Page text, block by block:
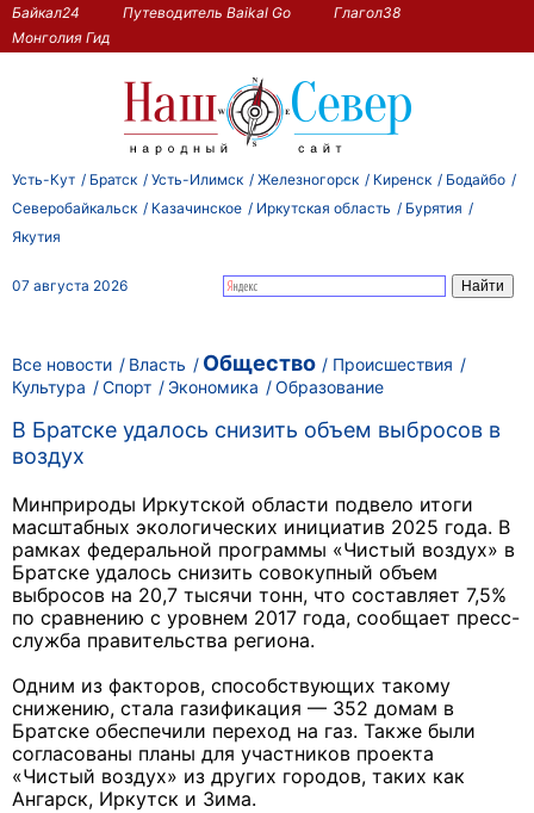
Байкал24 Путеводитель Baikal Go
Глагол38
Монголия Гид
Усть-Кут Братск Усть-Илимск Железногорск Киренск
Бодайбо
Северобайкальск
Казачинское Иркутская область
Бурятия
Якутия
07 августа 2026
Все новости Власть Общество
Происшествия
Культура
Спорт Экономика Образование
В Братске удалось снизить объем выбросов в
воздух
Минприроды Иркутской области подвело итоги
масштабных экологических инициатив 2025 года. В
рамках федеральной программы «Чистый воздух» в
Братске удалось снизить совокупный объем
выбросов на 20,7 тысячи тонн, что составляет 7,5%
по сравнению с уровнем 2017 года, сообщает пресс-
служба правительства региона.
Одним из факторов, способствующих такому
снижению, стала газификация — 352 домам в
Братске обеспечили переход на газ. Также были
согласованы планы для участников проекта
«Чистый воздух» из других городов, таких как
Ангарск, Иркутск и Зима.